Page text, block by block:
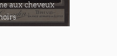
aux cheveux